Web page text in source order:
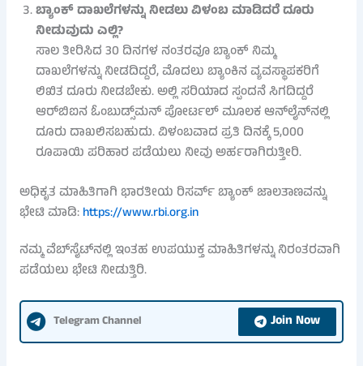
ಬ್ಯಾಂಕ್ ದಾಖಲೆಗಳನ್ನು ನೀಡಲು ವಿಳಂಬ ಮಾಡಿದರೆ ದೂರು
ನೀಡುವುದು ಎಲ್ಲಿ?
ಸಾಲ ತೀರಿಸಿದ 30 ದಿನಗಳ ನಂತರವೂ ಬ್ಯಾಂಕ್ ನಿಮ್ಮ
ದಾಖಲೆಗಳನ್ನು ನೀಡದಿದ್ದರೆ, ಮೊದಲು ಬ್ಯಾಂಕಿನ ವ್ಯವಸ್ಥಾಪಕರಿಗೆ
ಲಿಖಿತ ದೂರು ನೀಡಬೇಕು. ಅಲ್ಲಿ ಸರಿಯಾದ ಸ್ಪಂದನೆ ಸಿಗದಿದ್ದರೆ
ಆರ್‌ಬಿಐನ ಓಂಬುಡ್ಸ್‌ಮನ್ ಪೋರ್ಟಲ್ ಮೂಲಕ ಆನ್‌ಲೈನ್‌ನಲ್ಲಿ
ದೂರು ದಾಖಲಿಸಬಹುದು. ವಿಳಂಬವಾದ ಪ್ರತಿ ದಿನಕ್ಕೆ 5,000
ರೂಪಾಯಿ ಪರಿಹಾರ ಪಡೆಯಲು ನೀವು ಅರ್ಹರಾಗಿರುತ್ತೀರಿ.
ಅಧಿಕೃತ ಮಾಹಿತಿಗಾಗಿ ಭಾರತೀಯ ರಿಸರ್ವ್ ಬ್ಯಾಂಕ್ ಜಾಲತಾಣವನ್ನು
ಭೇಟಿ ಮಾಡಿ:https://www.rbi.org.in
ನಮ್ಮ ವೆಬ್‌ಸೈಟ್‌ನಲ್ಲಿ ಇಂತಹ ಉಪಯುಕ್ತ ಮಾಹಿತಿಗಳನ್ನು ನಿರಂತರವಾಗಿ
ಪಡೆಯಲು ಭೇಟಿ ನೀಡುತ್ತಿರಿ.
Telegram Channel Join Now